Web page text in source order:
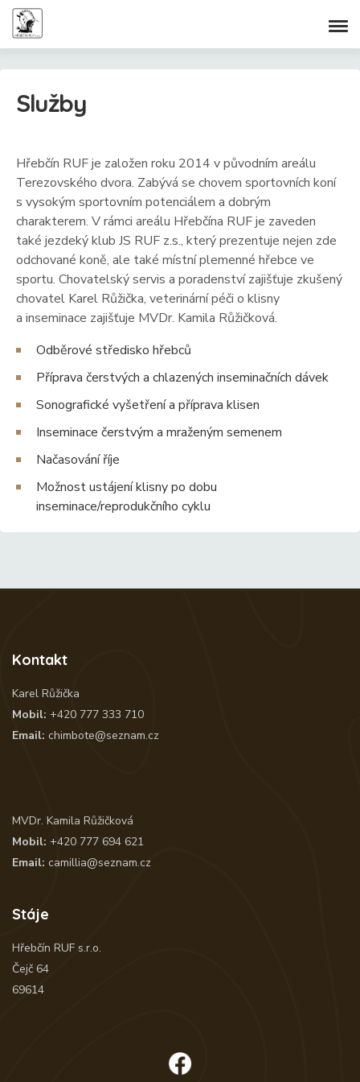
Služby
Hřebčín RUF je založen roku 2014 v původním areálu
Terezovského dvora. Zabývá se chovem sportovních koní
s vysokým sportovním potenciálem a dobrým
charakterem. V rámci areálu Hřebčína RUF je zaveden
také jezdeký klub JS RUF z.s., který prezentuje nejen zde
odchované koně, ale také místní plemenné hřebce ve
sportu. Chovatelský servis a poradenství zajišťuje zkušený
chovatel Karel Růžička, veterinární péči o klisny
a inseminace zajišťuje MVDr. Kamila Růžičková.
Odběrové středisko hřebců
Příprava čerstvých a chlazených inseminačních dávek
Sonografické vyšetření a příprava klisen
Inseminace čerstvým a mraženým semenem
Načasování říje
Možnost ustájení klisny po dobu
inseminace/reprodukčního cyklu
Kontakt
Karel Růžička
Mobil: +420 777 333 710
Email: chimbote@seznam.cz
MVDr. Kamila Růžičková
Mobil: +420 777 694 621
Email: camillia@seznam.cz
Stáje
Hřebčín RUF s.r.o.
Čejč 64
69614